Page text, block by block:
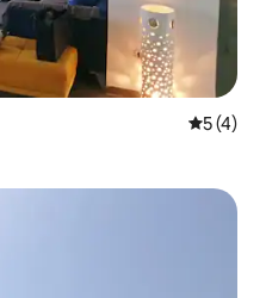
5 de
5 (4)